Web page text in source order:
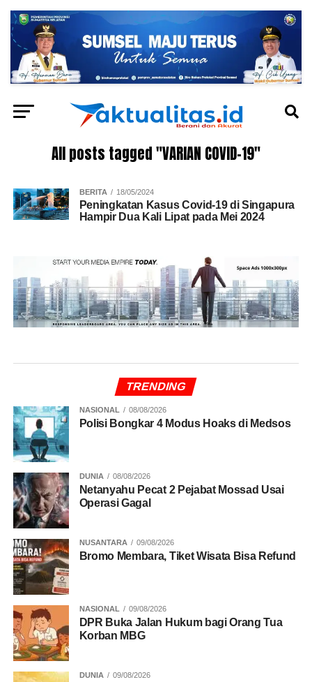
All posts tagged "VARIAN COVID-19"
BERITA 18/05/2024
Peningkatan Kasus Covid-19 di Singapura
Hampir Dua Kali Lipat pada Mei 2024
TRENDING
NASIONAL 08/08/2026
Polisi Bongkar 4 Modus Hoaks di Medsos
DUNIA 08/08/2026
Netanyahu Pecat 2 Pejabat Mossad Usai
Operasi Gagal
NUSANTARA 09/08/2026
Bromo Membara, Tiket Wisata Bisa Refund
NASIONAL 09/08/2026
DPR Buka Jalan Hukum bagi Orang Tua
Korban MBG
DUNIA 09/08/2026